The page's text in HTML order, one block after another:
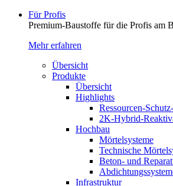
Für Profis
Premium-Baustoffe für die Profis am
Mehr erfahren
Übersicht
Produkte
Übersicht
Highlights
Ressourcen-
2K-Hybrid-
Hochbau
Mörtelsysteme
Technische
Beton- und
Infrastruktur